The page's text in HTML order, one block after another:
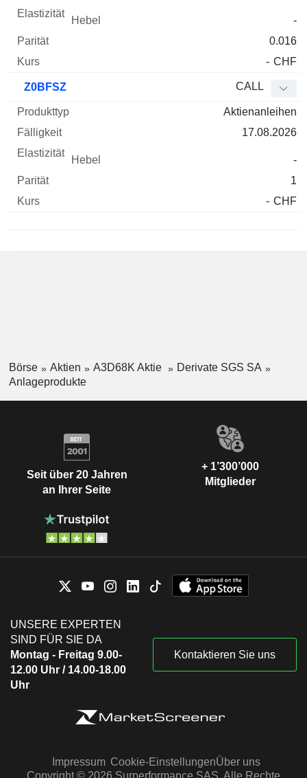
-
0.016
- CHF
Z0BFSZ CALL
Aktienanleihen
17.08.2026
-
1
- CHF
Börse Aktien A3D68K Aktie
Derivate SGS SA
Anlageprodukte
Seit über 20 Jahren
an Ihrer Seite
+ 1’300’000
Mitglieder
UNSERE EXPERTEN
SIND FÜR SIE DA
Montag - Freitag 9.00-
12.00 Uhr / 14.00-18.00
Uhr
Kontaktieren Sie uns
Impressum Cookie-EinstellungenÜber uns
Copyright © 2026 Surperformance SAS. Alle Rechte